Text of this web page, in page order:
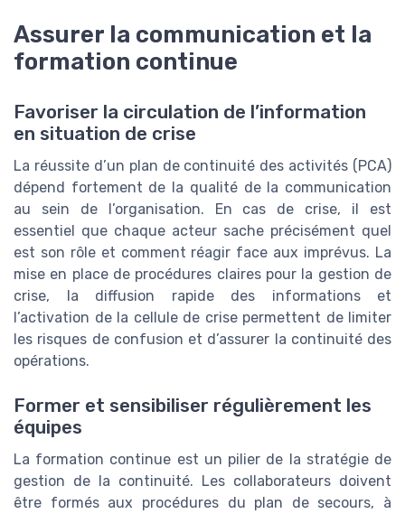
Assurer la communication et la
formation continue
Favoriser la circulation de l’information
en situation de crise
La réussite d’un plan de continuité des activités (PCA)
dépend fortement de la qualité de la communication
au sein de l’organisation. En cas de crise, il est
essentiel que chaque acteur sache précisément quel
est son rôle et comment réagir face aux imprévus. La
mise en place de procédures claires pour la gestion de
crise, la diffusion rapide des informations et
l’activation de la cellule de crise permettent de limiter
les risques de confusion et d’assurer la continuité des
opérations.
Former et sensibiliser régulièrement les
équipes
La formation continue est un pilier de la stratégie de
gestion de la continuité. Les collaborateurs doivent
être formés aux procédures du plan de secours, à